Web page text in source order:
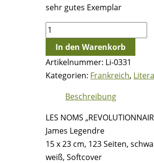
sehr gutes Exemplar
LES
NOMS
"REVOLUTIONNAIRES"
-
James
Legendre
In den Warenkorb
Artikelnummer: Li-0331
Kategorien: Frankreich,
Beschreibung
LES NOMS
James Legendre
15 x 23 cm, 123 Seiten,
weiß, Softcover